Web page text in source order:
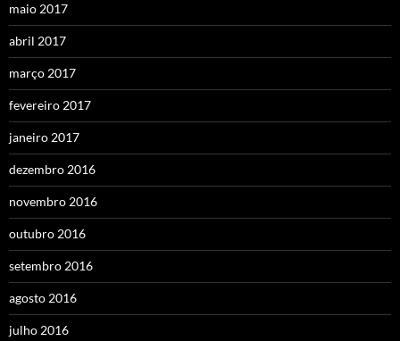
maio 2017
abril 2017
março 2017
fevereiro 2017
janeiro 2017
dezembro 2016
novembro 2016
outubro 2016
setembro 2016
agosto 2016
julho 2016